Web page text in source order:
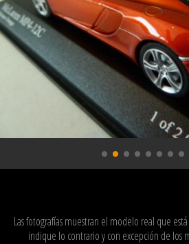
Las fotografías muestran el modelo real que
indique lo contrario y con excepción de